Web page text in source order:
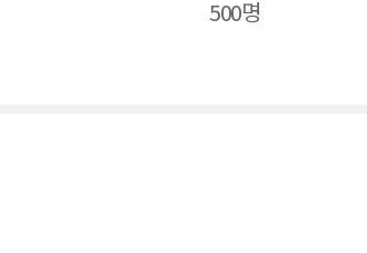
500명